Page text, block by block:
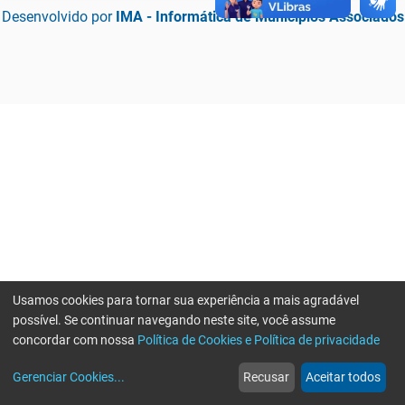
Desenvolvido por IMA - Informática de Municípios Associados
web
Notícias
more_horiz
Mais
Usamos cookies para tornar sua experiência a mais agradável
possível. Se continuar navegando neste site, você assume
concordar com nossa Política de Cookies e Política de privacidade
Gerenciar Cookies... Recusar Aceitar todos
Erro ao enviar informações, por favor tente novamente